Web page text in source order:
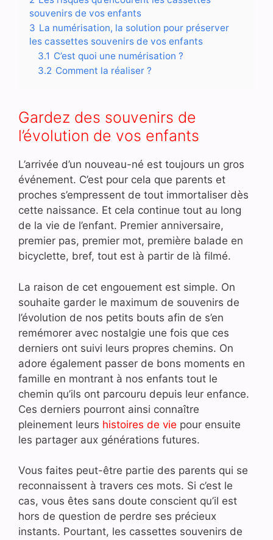
souvenirs de vos enfants
3 La numérisation, la solution pour préserver
les cassettes souvenirs de vos enfants
3.1 C’est quoi une numérisation ?
3.2 Comment la réaliser ?
Gardez des souvenirs de
l’évolution de vos enfants
L’arrivée d’un nouveau-né est toujours un gros
événement. C’est pour cela que parents et
proches s’empressent de tout immortaliser dès
cette naissance. Et cela continue tout au long
de la vie de l’enfant. Premier anniversaire,
premier pas, premier mot, première balade en
bicyclette, bref, tout est à partir de là filmé.
La raison de cet engouement est simple. On
souhaite garder le maximum de souvenirs de
l’évolution de nos petits bouts afin de s’en
remémorer avec nostalgie une fois que ces
derniers ont suivi leurs propres chemins. On
adore également passer de bons moments en
famille en montrant à nos enfants tout le
chemin qu’ils ont parcouru depuis leur enfance.
Ces derniers pourront ainsi connaître
pleinement leurs histoires de vie pour ensuite
les partager aux générations futures.
Vous faites peut-être partie des parents qui se
reconnaissent à travers ces mots. Si c’est le
cas, vous êtes sans doute conscient qu’il est
hors de question de perdre ses précieux
instants. Pourtant, les cassettes souvenirs de